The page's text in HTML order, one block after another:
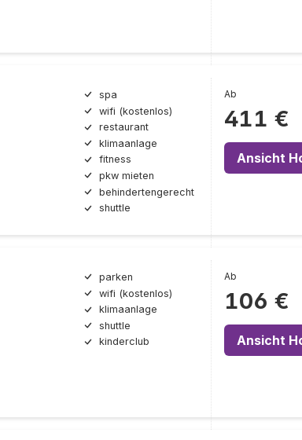
spa
wifi (kostenlos)
restaurant
klimaanlage
fitness
pkw mieten
behindertengerecht
shuttle
Ab
411 €
Ansicht
parken
wifi (kostenlos)
klimaanlage
shuttle
kinderclub
Ab
106 €
Ansicht